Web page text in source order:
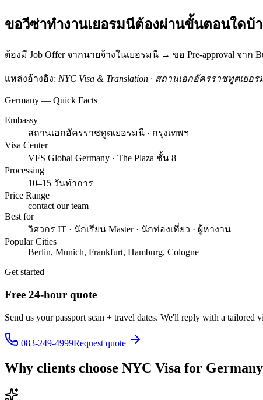
ขอวีซ่าทำงานเยอรมนีต้องผ่านขั้นตอนใดบ้า
ต้องมี Job Offer จากนายจ้างในเยอรมนี → ขอ Pre-approval จา
แหล่งอ้างอิง: NYC Visa & Translation · สถานเอกอัครราชทูตเยอร
Germany — Quick Facts
Embassy
สถานเอกอัครราชทูตเยอรมนี · กรุงเทพฯ
Visa Center
VFS Global Germany · The Plaza ชั้น 8
Processing
10–15 วันทำการ
Price Range
contact our team
Best for
วิศวกร IT · นักเรียน Master · นักท่องเที่ยว · ผู้หางาน
Popular Cities
Berlin, Munich, Frankfurt, Hamburg, Cologne
Get started
Free 24-hour quote
Send us your passport scan + travel dates. We'll reply with a tailored
083-249-4999Request quote
Why clients choose NYC Visa for Germany